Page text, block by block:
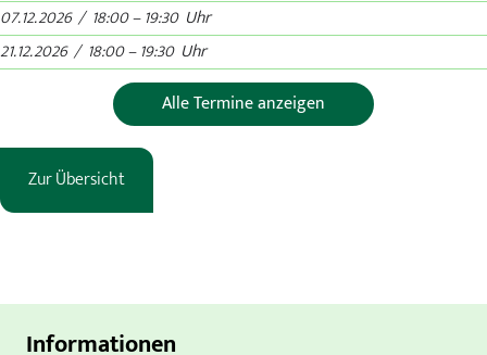
07.12.2026 / 18:00 – 19:30 Uhr
21.12.2026 / 18:00 – 19:30 Uhr
Alle Termine anzeigen
Zur Übersicht
Informationen